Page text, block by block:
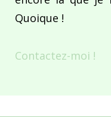
Quoique !
Contactez-moi !